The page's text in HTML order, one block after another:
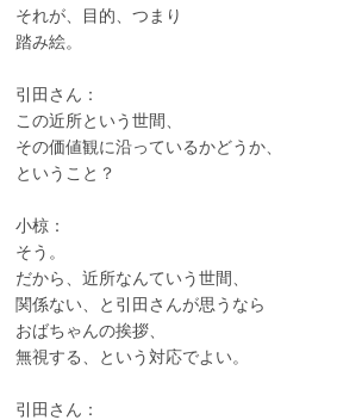
それが、目的、つまり
踏み絵。
引田さん：
この近所という世間、
その価値観に沿っているかどうか、
ということ？
小椋：
そう。
だから、近所なんていう世間、
関係ない、と引田さんが思うなら
おばちゃんの挨拶、
無視する、という対応でよい。
引田さん：